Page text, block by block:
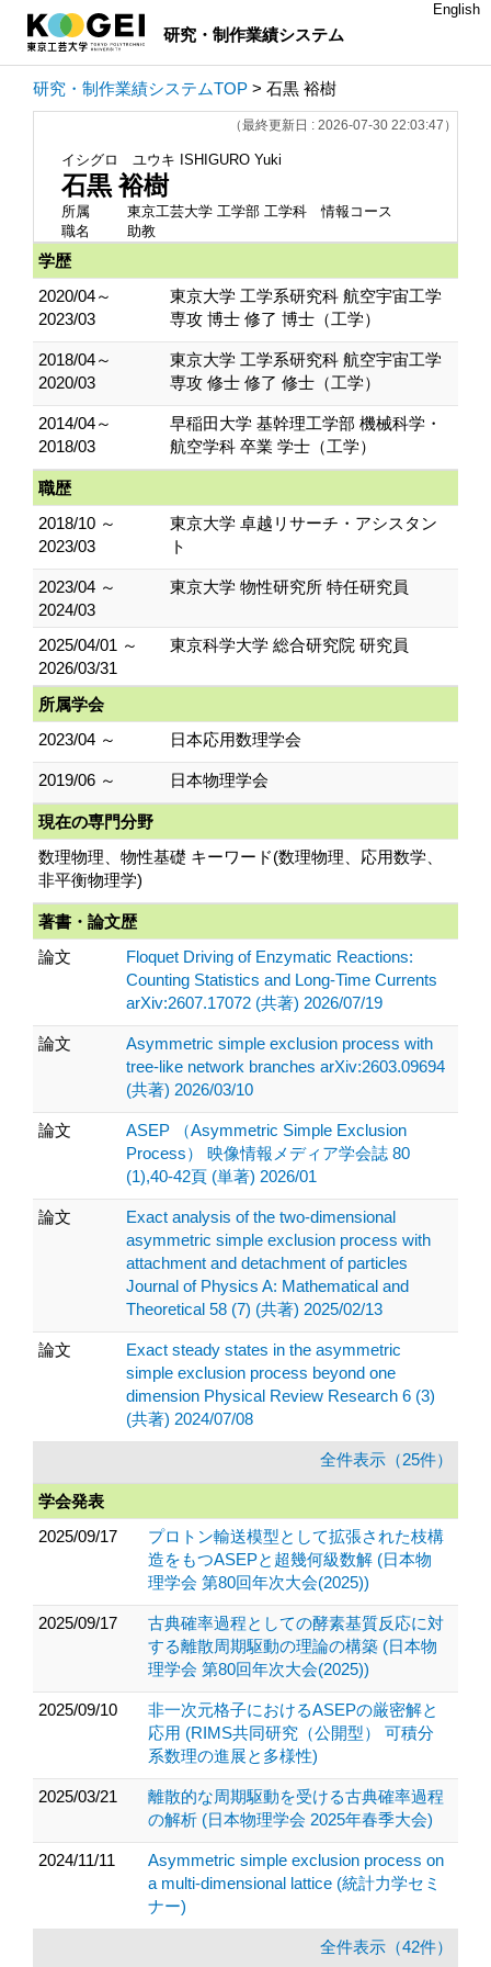
研究・制作業績システム
English
研究・制作業績システムTOP > 石黒 裕樹
（最終更新日 : 2026-07-30 22:03:47）
イシグロ ユウキ ISHIGURO Yuki
石黒 裕樹
所属
東京工芸大学 工学部 工学科 情報コース
職名
助教
学歴
2020/04～
2023/03
東京大学 工学系研究科 航空宇宙工学
専攻 博士 修了 博士（工学）
2018/04～
2020/03
東京大学 工学系研究科 航空宇宙工学
専攻 修士 修了 修士（工学）
2014/04～
2018/03
早稲田大学 基幹理工学部 機械科学・
航空学科 卒業 学士（工学）
職歴
2018/10 ～
2023/03
東京大学 卓越リサーチ・アシスタン
ト
2023/04 ～
2024/03
東京大学 物性研究所 特任研究員
2025/04/01 ～
2026/03/31
東京科学大学 総合研究院 研究員
所属学会
2023/04 ～
日本応用数理学会
2019/06 ～ 日本物理学会
現在の専門分野
数理物理、物性基礎 キーワード(数理物理、応用数学、
非平衡物理学)
著書・論文歴
論文
Floquet Driving of Enzymatic Reactions:
Counting Statistics and Long-Time Currents
arXiv:2607.17072 (共著) 2026/07/19
論文
Asymmetric simple exclusion process with
tree-like network branches arXiv:2603.09694
(共著) 2026/03/10
論文
ASEP （Asymmetric Simple Exclusion
Process） 映像情報メディア学会誌 80
(1),40-42頁 (単著) 2026/01
論文
Exact analysis of the two-dimensional
asymmetric simple exclusion process with
attachment and detachment of particles
Journal of Physics A: Mathematical and
Theoretical 58 (7) (共著) 2025/02/13
論文
Exact steady states in the asymmetric
simple exclusion process beyond one
dimension Physical Review Research 6 (3)
(共著) 2024/07/08
全件表示（25件）
学会発表
2025/09/17
プロトン輸送模型として拡張された枝構
造をもつASEPと超幾何級数解 (日本物
理学会 第80回年次大会(2025))
2025/09/17
古典確率過程としての酵素基質反応に対
する離散周期駆動の理論の構築 (日本物
理学会 第80回年次大会(2025))
2025/09/10
非一次元格子におけるASEPの厳密解と
応用 (RIMS共同研究（公開型） 可積分
系数理の進展と多様性)
2025/03/21
離散的な周期駆動を受ける古典確率過程
の解析 (日本物理学会 2025年春季大会)
2024/11/11
Asymmetric simple exclusion process on
a multi-dimensional lattice (統計力学セミ
ナー)
全件表示（42件）